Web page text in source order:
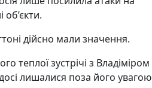
об’єкти.
дійсно мали значення.
теплої зустрічі з Владіміром
лишалися поза його увагою